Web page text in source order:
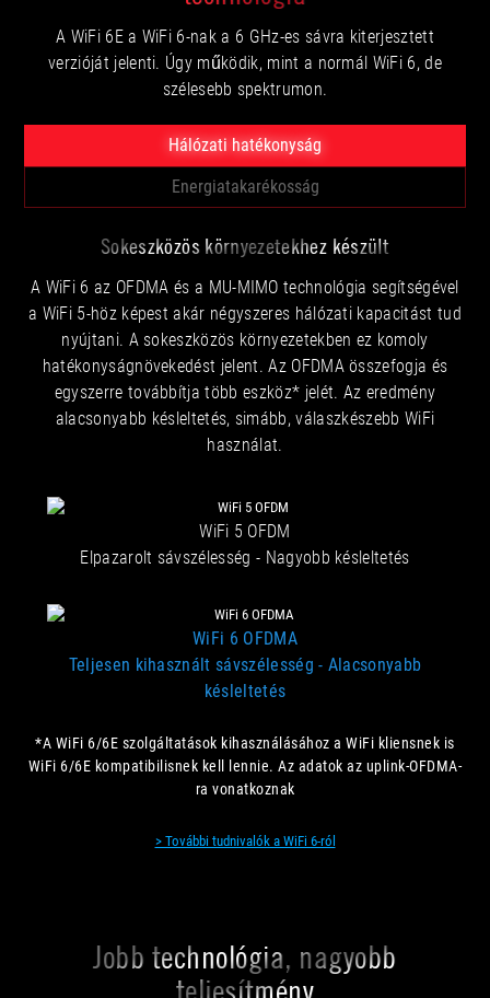
A WiFi 6E a WiFi 6-nak a 6 GHz-es sávra kiterjesztett
verzióját jelenti. Úgy működik, mint a normál WiFi 6, de
szélesebb spektrumon.
Hálózati hatékonyság
Energiatakarékosság
Sokeszközös környezetekhez készült
A WiFi 6 az OFDMA és a MU-MIMO technológia segítségével
a WiFi 5-höz képest akár négyszeres hálózati kapacitást tud
nyújtani. A sokeszközös környezetekben ez komoly
hatékonyságnövekedést jelent. Az OFDMA összefogja és
egyszerre továbbítja több eszköz* jelét. Az eredmény
alacsonyabb késleltetés, simább, válaszkészebb WiFi
használat.
WiFi 5 OFDM
Elpazarolt sávszélesség - Nagyobb késleltetés
WiFi 6 OFDMA
Teljesen kihasznált sávszélesség - Alacsonyabb
késleltetés
*A WiFi 6/6E szolgáltatások kihasználásához a WiFi kliensnek is
WiFi 6/6E kompatibilisnek kell lennie. Az adatok az uplink-OFDMA-
ra vonatkoznak
> További tudnivalók a WiFi 6-ról
Jobb technológia, nagyobb
teljesítmény